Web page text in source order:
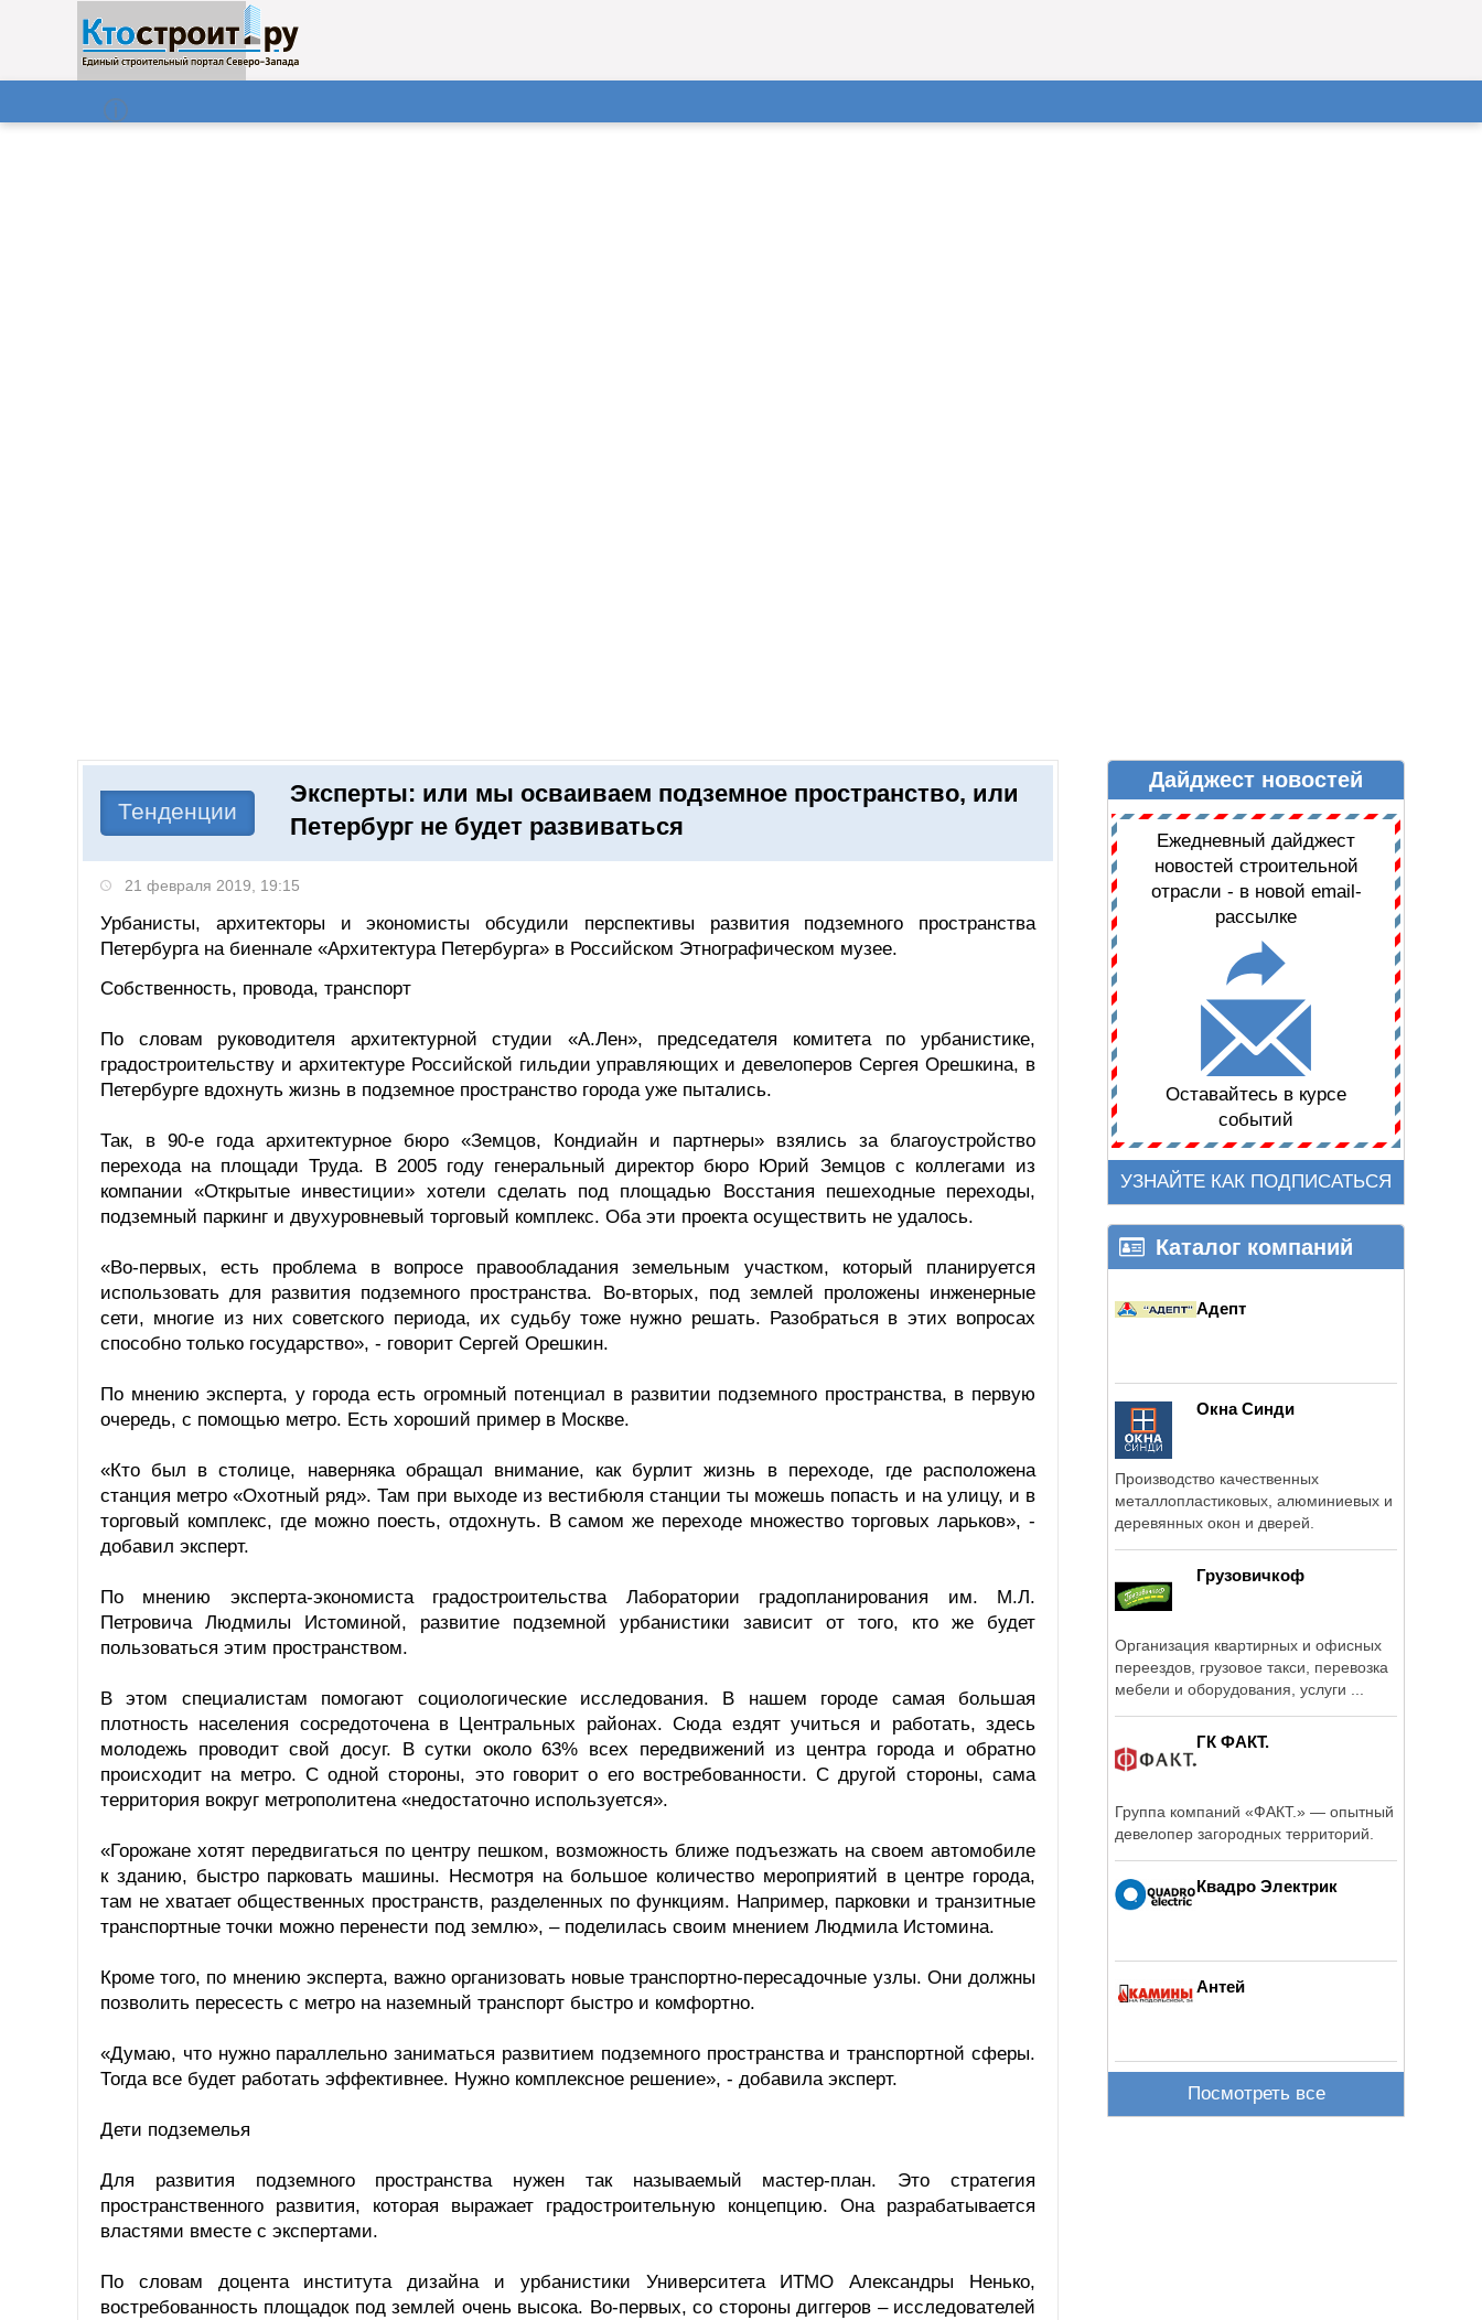
ДАЙДЖЕСТ НОВОСТЕЙ
Тенденции
Эксперты: или мы осваиваем подземное пространство, или
Петербург не будет развиваться
21 февраля 2019, 19:15
Урбанисты, архитекторы и экономисты обсудили перспективы развития подземного пространства
Петербурга на биеннале «Архитектура Петербурга» в Российском Этнографическом музее.
Собственность, провода, транспорт
По словам руководителя архитектурной студии «А.Лен», председателя комитета по урбанистике,
градостроительству и архитектуре Российской гильдии управляющих и девелоперов Сергея Орешкина, в
Петербурге вдохнуть жизнь в подземное пространство города уже пытались.
Так, в 90-е года архитектурное бюро «Земцов, Кондиайн и партнеры» взялись за благоустройство
перехода на площади Труда. В 2005 году генеральный директор бюро Юрий Земцов с коллегами из
компании «Открытые инвестиции» хотели сделать под площадью Восстания пешеходные переходы,
подземный паркинг и двухуровневый торговый комплекс. Оба эти проекта осуществить не удалось.
«Во-первых, есть проблема в вопросе правообладания земельным участком, который планируется
использовать для развития подземного пространства. Во-вторых, под землей проложены инженерные
сети, многие из них советского периода, их судьбу тоже нужно решать. Разобраться в этих вопросах
способно только государство», - говорит Сергей Орешкин.
По мнению эксперта, у города есть огромный потенциал в развитии подземного пространства, в первую
очередь, с помощью метро. Есть хороший пример в Москве.
«Кто был в столице, наверняка обращал внимание, как бурлит жизнь в переходе, где расположена
станция метро «Охотный ряд». Там при выходе из вестибюля станции ты можешь попасть и на улицу, и в
торговый комплекс, где можно поесть, отдохнуть. В самом же переходе множество торговых ларьков», -
добавил эксперт.
По мнению эксперта-экономиста градостроительства Лаборатории градопланирования им. М.Л.
Петровича Людмилы Истоминой, развитие подземной урбанистики зависит от того, кто же будет
пользоваться этим пространством.
В этом специалистам помогают социологические исследования. В нашем городе самая большая
плотность населения сосредоточена в Центральных районах. Сюда ездят учиться и работать, здесь
молодежь проводит свой досуг. В сутки около 63% всех передвижений из центра города и обратно
происходит на метро. С одной стороны, это говорит о его востребованности. С другой стороны, сама
территория вокруг метрополитена «недостаточно используется».
«Горожане хотят передвигаться по центру пешком, возможность ближе подъезжать на своем автомобиле
к зданию, быстро парковать машины. Несмотря на большое количество мероприятий в центре города,
там не хватает общественных пространств, разделенных по функциям. Например, парковки и транзитные
транспортные точки можно перенести под землю», – поделилась своим мнением Людмила Истомина.
Кроме того, по мнению эксперта, важно организовать новые транспортно-пересадочные узлы. Они должны
позволить пересесть с метро на наземный транспорт быстро и комфортно.
«Думаю, что нужно параллельно заниматься развитием подземного пространства и транспортной сферы.
Тогда все будет работать эффективнее. Нужно комплексное решение», - добавила эксперт.
Дети подземелья
Для развития подземного пространства нужен так называемый мастер-план. Это стратегия
пространственного развития, которая выражает градостроительную концепцию. Она разрабатывается
властями вместе с экспертами.
По словам доцента института дизайна и урбанистики Университета ИТМО Александры Ненько,
востребованность площадок под землей очень высока. Во-первых, со стороны диггеров – исследователей
Дайджест новостей
Ежедневный дайджест
новостей строительной
отрасли - в новой email-
рассылке
Оставайтесь в курсе
событий
УЗНАЙТЕ КАК ПОДПИСАТЬСЯ
Каталог компаний
Адепт
Окна Синди
Производство качественных
металлопластиковых, алюминиевых и
деревянных окон и дверей.
Грузовичкоф
Организация квартирных и офисных
переездов, грузовое такси, перевозка
мебели и оборудования, услуги ...
ГК ФАКТ.
Группа компаний «ФАКТ.» — опытный
девелопер загородных территорий.
Квадро Электрик
Антей
Посмотреть все